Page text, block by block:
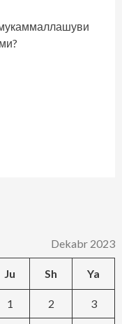
Dekabr 2023
Ju Sh Ya
1 2 3